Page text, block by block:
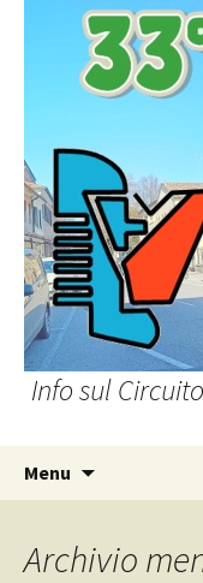
Info sul
Menu
Archivio